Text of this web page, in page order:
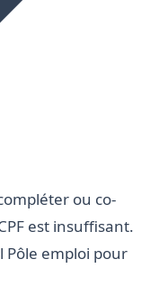
ou co-
est insuffisant.
Pôle emploi pour